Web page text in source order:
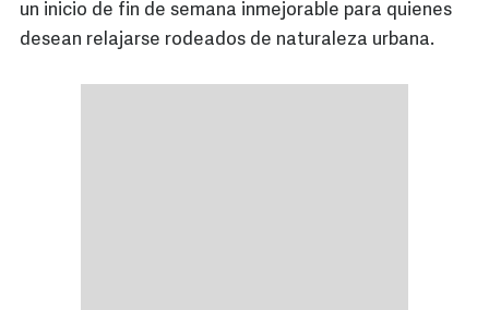
un inicio de fin de semana inmejorable para quienes
desean relajarse rodeados de naturaleza urbana.